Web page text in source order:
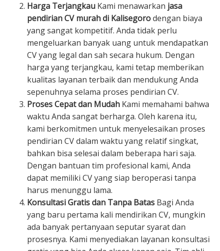
Harga Terjangkau Kami menawarkan jasa
pendirian CV murah di Kalisegorodengan biaya
yang sangat kompetitif. Anda tidak perlu
mengeluarkan banyak uang untuk mendapatkan
CV yang legal dan sah secara hukum. Dengan
harga yang terjangkau, kami tetap memberikan
kualitas layanan terbaik dan mendukung Anda
sepenuhnya selama proses pendirian CV.
Proses Cepat dan Mudah Kami memahami bahwa
waktu Anda sangat berharga. Oleh karena itu,
kami berkomitmen untuk menyelesaikan proses
pendirian CV dalam waktu yang relatif singkat,
bahkan bisa selesai dalam beberapa hari saja.
Dengan bantuan tim profesional kami, Anda
dapat memiliki CV yang siap beroperasi tanpa
harus menunggu lama.
Konsultasi Gratis dan Tanpa Batas Bagi Anda
yang baru pertama kali mendirikan CV, mungkin
ada banyak pertanyaan seputar syarat dan
prosesnya. Kami menyediakan layanan konsultasi